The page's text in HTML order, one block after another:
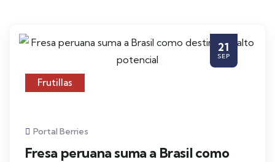
21
SEP
Frutillas
Portal Berries
Fresa peruana suma a Brasil como